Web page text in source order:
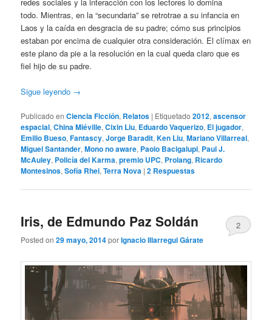
todo. Mientras, en la “secundaria” se retrotrae a su infancia en
Laos y la caída en desgracia de su padre; cómo sus principios
estaban por encima de cualquier otra consideración. El clímax en
este plano da pie a la resolución en la cual queda claro que es
fiel hijo de su padre.
Sigue leyendo →
Publicado en Ciencia Ficción, Relatos | Etiquetado 2012,ascensor
espacial,China Miéville,Cixin Liu, Eduardo Vaquerizo, El jugador,
Emilio Bueso,Fantascy,Jorge Baradit,Ken Liu,Mariano Villarreal,
Miguel Santander,Mono no aware, Paolo Bacigalupi, Paul J.
McAuley, Policía del Karma,premio UPC, Prolang, Ricardo
Montesinos,Sofía Rhei,Terra Nova |2 Respuestas
Iris, de Edmundo Paz Soldán
Posted on29 mayo, 2014porIgnacio Illarregui Gárate
2